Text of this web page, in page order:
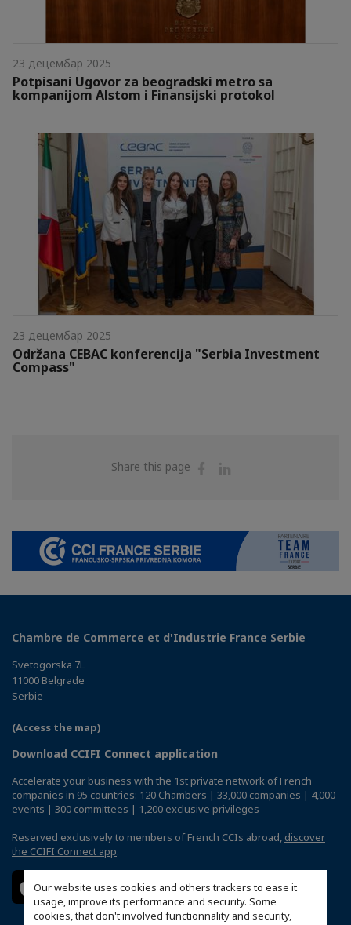
Our website uses cookies and others trackers to ease it
usage, improve its performance and security. Some
cookies, that don't involved functionnality and security,
23 децембар 2025
Potpisani Ugovor za beogradski metro sa
kompanijom Alstom i Finansijski protokol
23 децембар 2025
Održana CEBAC konferencija "Serbia Investment
Compass"
Share this page
Share
Chambre de Commerce et d'Industrie France Serbie
Svetogorska 7L
11000 Belgrade
Serbie
(Access the map)
Download CCIFI Connect application
Accelerate your business with the 1st private network of French
companies in 95 countries: 120 Chambers | 33,000 companies | 4,000
events | 300 committees | 1,200 exclusive privileges
Reserved exclusively to members of French CCIs abroad, discover
the CCIFI Connect app.